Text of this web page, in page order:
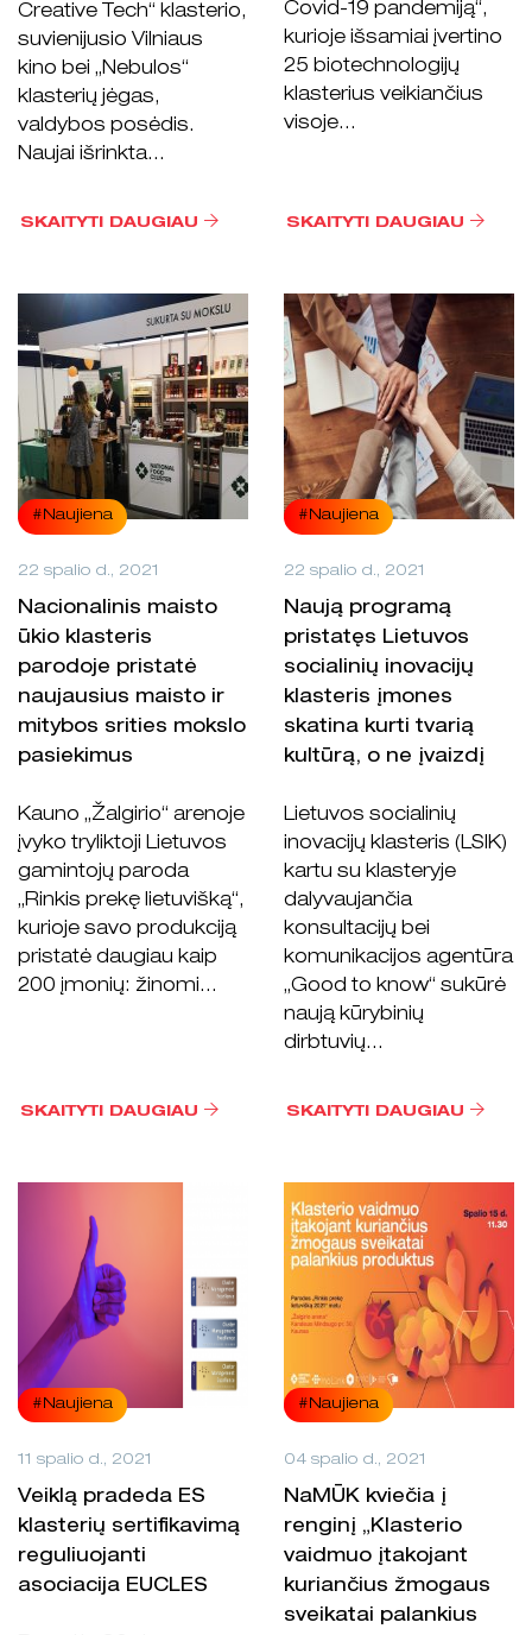
Creative Tech“ klasterio,
suvienijusio Vilniaus
kino bei „Nebulos“
klasterių jėgas,
valdybos posėdis.
Naujai išrinkta...
SKAITYTI DAUGIAU
Covid-19 pandemiją“,
kurioje išsamiai įvertino
25 biotechnologijų
klasterius veikiančius
visoje...
SKAITYTI DAUGIAU
#Naujiena
22 spalio d., 2021
Nacionalinis maisto
ūkio klasteris
parodoje pristatė
naujausius maisto ir
mitybos srities mokslo
pasiekimus
Kauno „Žalgirio“ arenoje
įvyko tryliktoji Lietuvos
gamintojų paroda
„Rinkis prekę lietuvišką“,
kurioje savo produkciją
pristatė daugiau kaip
200 įmonių: žinomi...
SKAITYTI DAUGIAU
#Naujiena
22 spalio d., 2021
Naują programą
pristatęs Lietuvos
socialinių inovacijų
klasteris įmones
skatina kurti tvarią
kultūrą, o ne įvaizdį
Lietuvos socialinių
inovacijų klasteris (LSIK)
kartu su klasteryje
dalyvaujančia
konsultacijų bei
komunikacijos agentūra
„Good to know“ sukūrė
naują kūrybinių
dirbtuvių...
SKAITYTI DAUGIAU
#Naujiena
11 spalio d., 2021
Veiklą pradeda ES
klasterių sertifikavimą
reguliuojanti
asociacija EUCLES
#Naujiena
04 spalio d., 2021
NaMŪK kviečia į
renginį „Klasterio
vaidmuo įtakojant
kuriančius žmogaus
sveikatai palankius